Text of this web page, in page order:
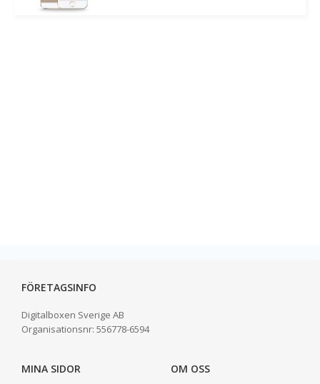
FÖRETAGSINFO
Digitalboxen Sverige AB
Organisationsnr: 556778-6594
MINA SIDOR OM OSS